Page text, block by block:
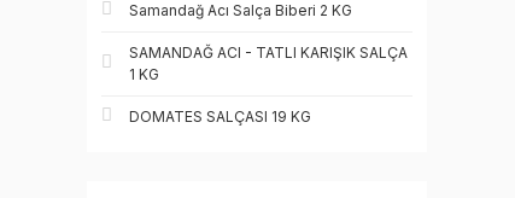
Samandağ Acı Salça Biberi 2 KG
SAMANDAĞ ACI - TATLI KARIŞIK SALÇA
1 KG
DOMATES SALÇASI 19 KG